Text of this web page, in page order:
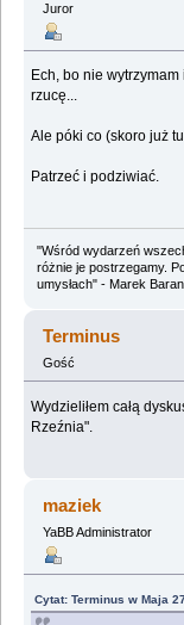
Juror
Ech, bo nie
rzucę...
Ale póki co (skoro już
Patrzeć i podziwiać.
"Wśród wydarzeń
różnie je postrzegamy.
umysłach" - Marek
Terminus
Gość
Wydzieliłem całą
Rzeźnia".
maziek
YaBB Administrator
Cytat: Terminus w Maja